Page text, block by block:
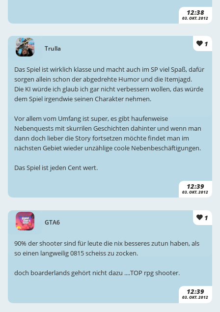
12:38
03. OKT. 2012
Trulla
1
12:39
03. OKT. 2012
Das Spiel ist wirklich klasse und macht auch im SP viel Spaß, dafür
sorgen allein schon der abgedrehte Humor und die Itemjagd.
Die KI würde ich glaub ich gar nicht verbessern wollen, das würde
dem Spiel irgendwie seinen Charakter nehmen.
Vor allem vom Umfang ist super, es gibt haufenweise
Nebenquests mit skurrilen Geschichten dahinter und wenn man
dann doch lieber die Story fortsetzen möchte findet man im
nächsten Gebiet wieder unzählige coole Nebenbeschäftigungen.
Das Spiel ist jeden Cent wert.
GTA6
1
12:39
03. OKT. 2012
90% der shooter sind für leute die nix besseres zutun haben, als
so einen langweilig 0815 scheiss zu zocken.
doch boarderlands gehört nicht dazu ....TOP rpg shooter.